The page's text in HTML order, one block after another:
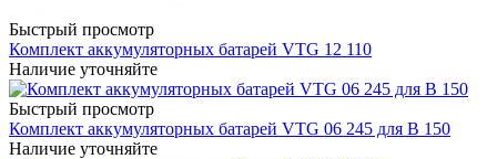
Быстрый просмотр
Комплект аккумуляторных батарей VTG 12 110
Наличие уточняйте
Быстрый просмотр
Комплект аккумуляторных батарей VTG 06 245 для B 150
Наличие уточняйте